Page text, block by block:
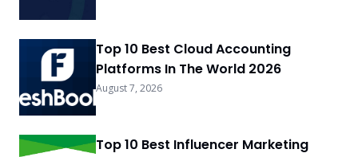
Top 10 Best Cloud Accounting
Platforms In The World 2026
August 7, 2026
Top 10 Best Influencer Marketing